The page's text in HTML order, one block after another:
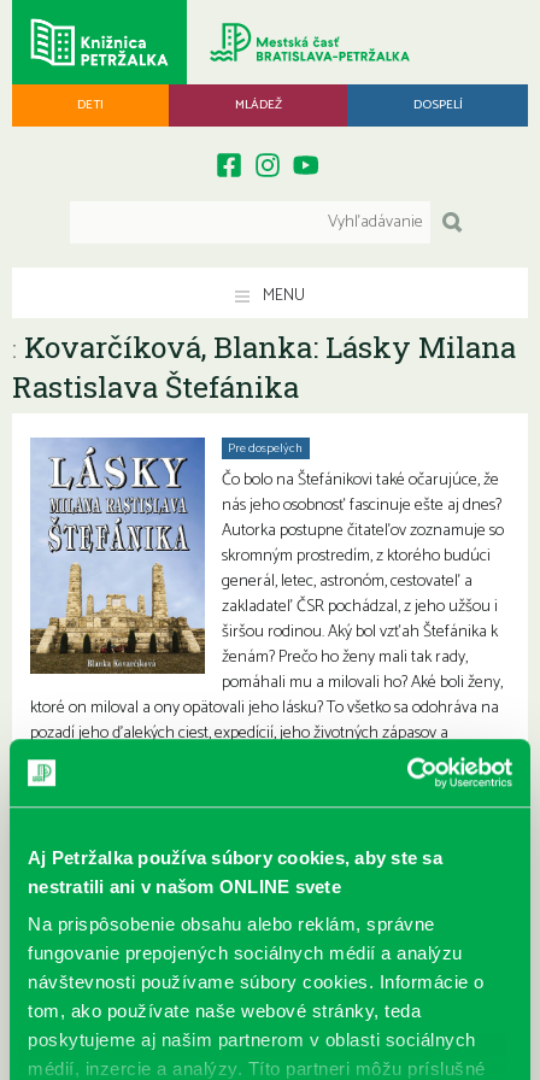
Aj Petržalka používa súbory cookies, aby ste sa
nestratili ani v našom ONLINE svete
Na prispôsobenie obsahu alebo reklám, správne
fungovanie prepojených sociálnych médií a analýzu
návštevnosti používame súbory cookies. Informácie o
tom, ako používate naše webové stránky, teda
poskytujeme aj našim partnerom v oblasti sociálnych
médií, inzercie a analýzy. Títo partneri môžu príslušné
DETI MLÁDEŽ DOSPELÍ
MENU
: Kovarčíková, Blanka: Lásky Milana
Rastislava Štefánika
Pre dospelých
Čo bolo na Štefánikovi také očarujúce, že
nás jeho osobnosť fascinuje ešte aj dnes?
Autorka postupne čitateľov zoznamuje so
skromným prostredím, z ktorého budúci
generál, letec, astronóm, cestovateľ a
zakladateľ ČSR pochádzal, z jeho užšou i
širšou rodinou. Aký bol vzťah Štefánika k
ženám? Prečo ho ženy mali tak rady,
pomáhali mu a milovali ho? Aké boli ženy,
ktoré on miloval a ony opätovali jeho lásku? To všetko sa odohráva na
pozadí jeho ďalekých ciest, expedícií, jeho životných zápasov a
národnooslobodzovacieho úsilia, vojenskej kariéry, až po jeho tragický
koniec.